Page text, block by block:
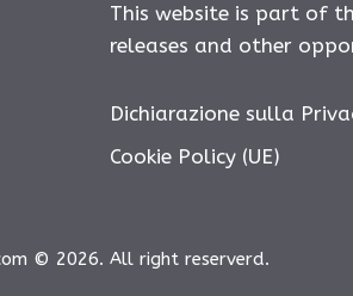
This website is part of
releases and other
Dichiarazione sulla
Cookie Policy (UE)
© 2026. All right reserverd.